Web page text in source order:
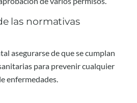
las normativas
asegurarse de que se cumplan
para prevenir cualquier
enfermedades.